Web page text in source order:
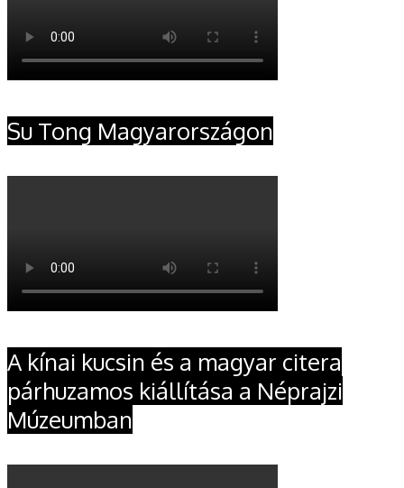
Su Tong Magyarországon
A kínai kucsin és a magyar citera
párhuzamos kiállítása a Néprajzi
Múzeumban